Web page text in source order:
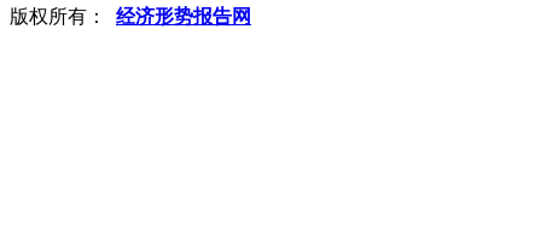
版权所有： 经济形势报告网